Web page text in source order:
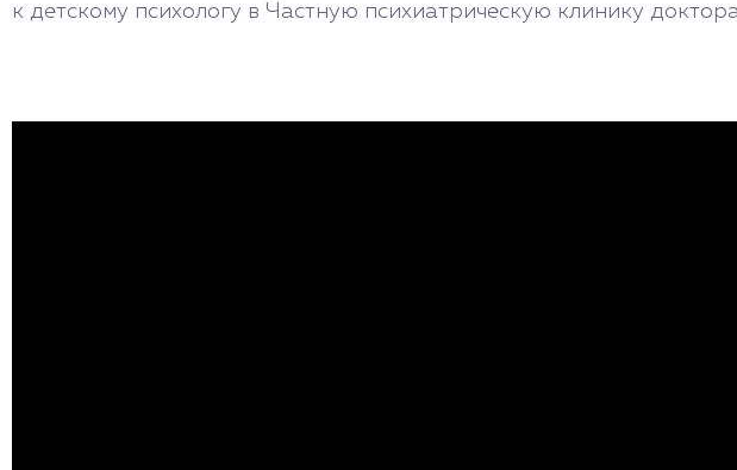
к детскому психологу в Частную психиатрическую клинику